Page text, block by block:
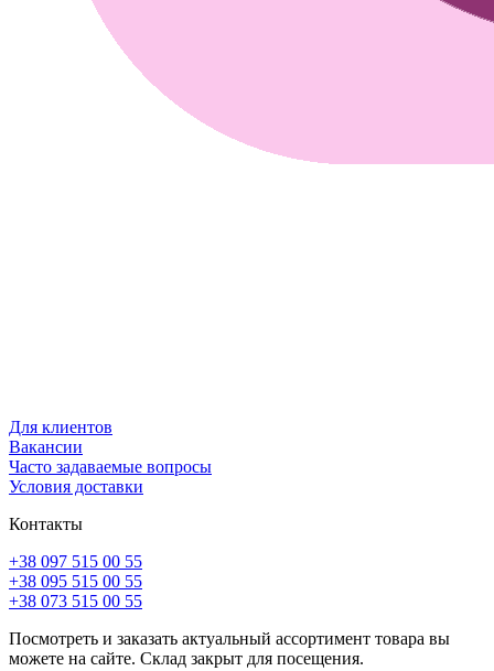
Для клиентов
Вакансии
Часто задаваемые вопросы
Условия доставки
Контакты
+38 097 515 00 55
+38 095 515 00 55
+38 073 515 00 55
Посмотреть и заказать актуальный ассортимент товара вы
можете на сайте. Склад закрыт для посещения.